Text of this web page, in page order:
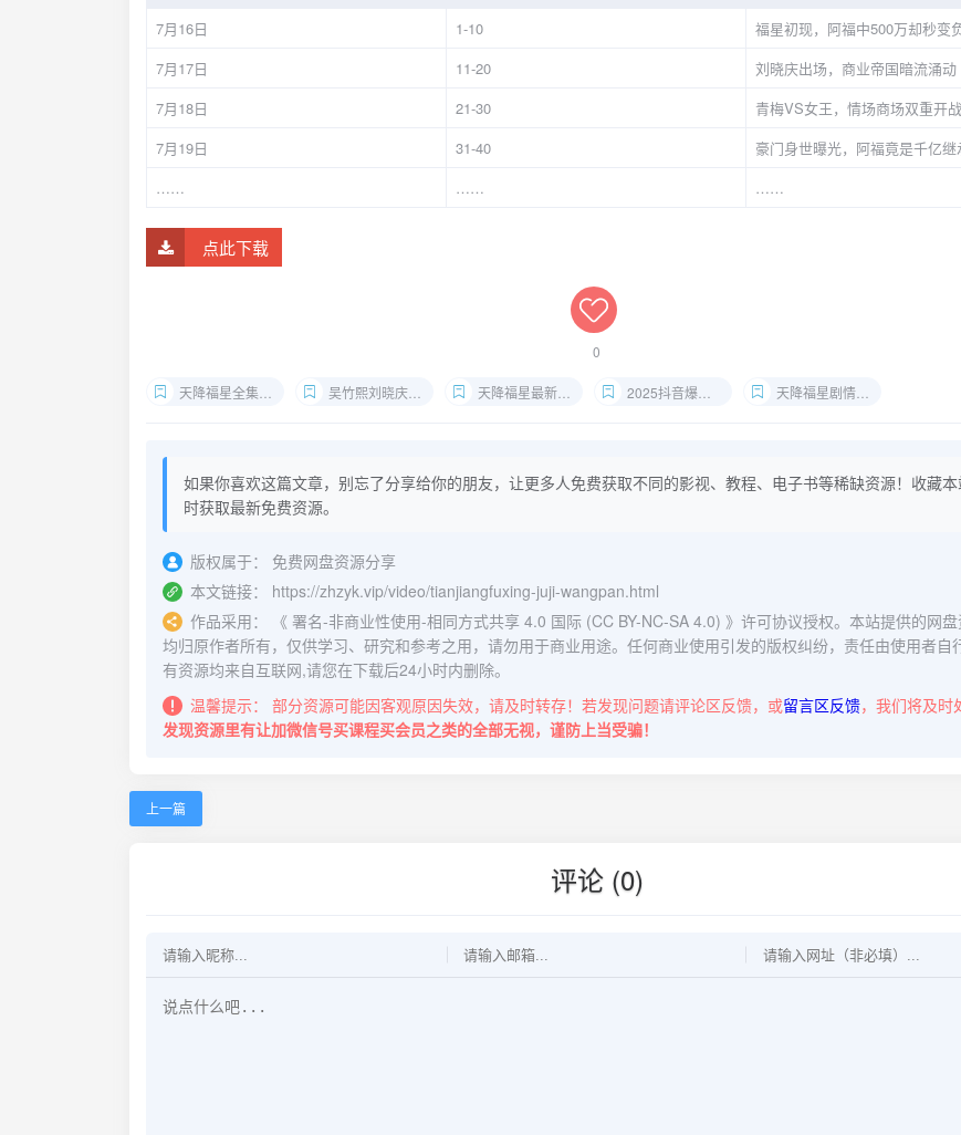
7月16日
1-10
福星初现，阿福中500万却秒变
7月17日
11-20
刘晓庆出场，商业帝国暗流涌动
7月18日
21-30
青梅VS女王，情场商场双重开战
7月19日
31-40
豪门身世曝光，阿福竟是千亿继
……
…… ……
点此下载
0
天降福星全集网盘下载 吴竹熙刘晓庆短剧在线观看 天降福星最新更新资源 2025抖音爆款短剧推荐 天降福星剧情高能反转解析
如果你喜欢这篇文章，别忘了分享给你的朋友，让更多人免费获取不同的影视、教程、电子书等稀缺资源！收藏
时获取最新免费资源。
版权属于：
免费网盘资源分享
本文链接：
https://zhzyk.vip/video/tianjiangfuxing-juji-wangpan.html
作品采用：
《 署名-非商业性使用-相同方式共享 4.0 国际 (CC BY-NC-SA 4.0) 》许可协议授权。本站提供的网
均归原作者所有，仅供学习、研究和参考之用，请勿用于商业用途。任何商业使用引发的版权纠纷，责任由使用者自
有资源均来自互联网,请您在下载后24小时内删除。
温馨提示：
部分资源可能因客观原因失效，请及时转存！若发现问题请评论区反馈，或留言区反馈，我们将及时
发现资源里有让加微信号买课程买会员之类的全部无视，谨防上当受骗！
上一篇
评论 (0)